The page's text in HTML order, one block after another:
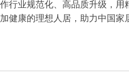
作行业规范化、高品质升级，
加健康的理想人居，助力中国